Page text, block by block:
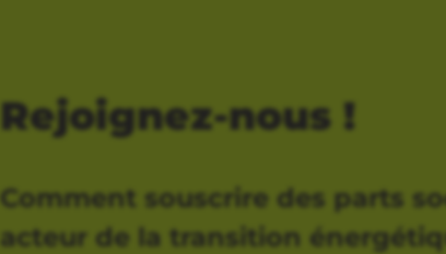
Rejoignez-nous !
Comment souscrire des parts
acteur de la transition